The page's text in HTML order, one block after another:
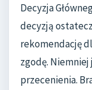
Decyzja
decyzją
rekomendację
zgodę.
przecenienia.